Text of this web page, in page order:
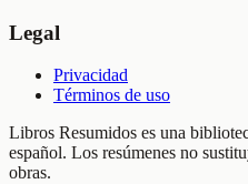
Legal
Privacidad
Términos de uso
Libros Resumidos es una
español. Los resúmenes no
obras.